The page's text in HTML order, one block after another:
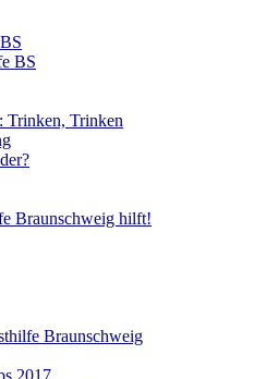
BS
Trinken, Trinken
Braunschweig hilft!
Braunschweig
2017